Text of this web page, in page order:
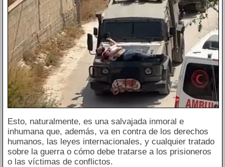
Esto, naturalmente, es una salvajada inmoral e
inhumana que, además, va en contra de los derechos
humanos, las leyes internacionales, y cualquier tratado
sobre la guerra o cómo debe tratarse a los prisioneros
o las víctimas de conflictos.